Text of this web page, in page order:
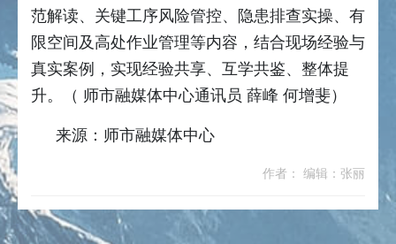
范解读、关键工序风险管控、隐患排查实操、有
限空间及高处作业管理等内容，结合现场经验与
真实案例，实现经验共享、互学共鉴、整体提
升。（ 师市融媒体中心通讯员 薛峰 何增斐）
来源：师市融媒体中心
作者： 编辑：张丽